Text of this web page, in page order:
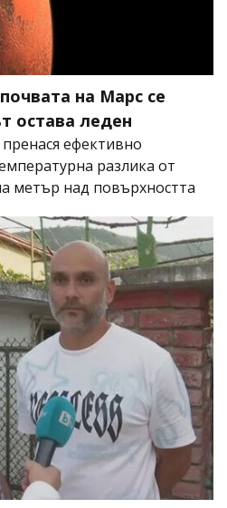
на Марс се
остава леден
ефективно
разлика от
метър над повърхността